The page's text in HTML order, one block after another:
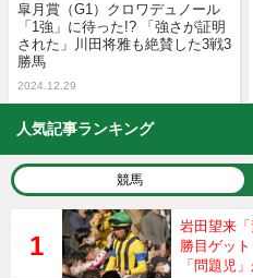
皐月賞（G1）クロワデュノール
「1強」に待った!? 「強さが証明
された」川田将雅も絶賛した3戦3
勝馬
2024.12.29
人気記事ランキング
競馬
岩田望来
勝目ゲッ
「問題児